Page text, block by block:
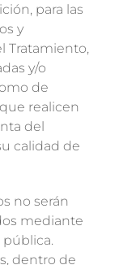
para las
y
Tratamiento,
y/o
de
realicen
del
calidad de
no serán
mediante
dentro de